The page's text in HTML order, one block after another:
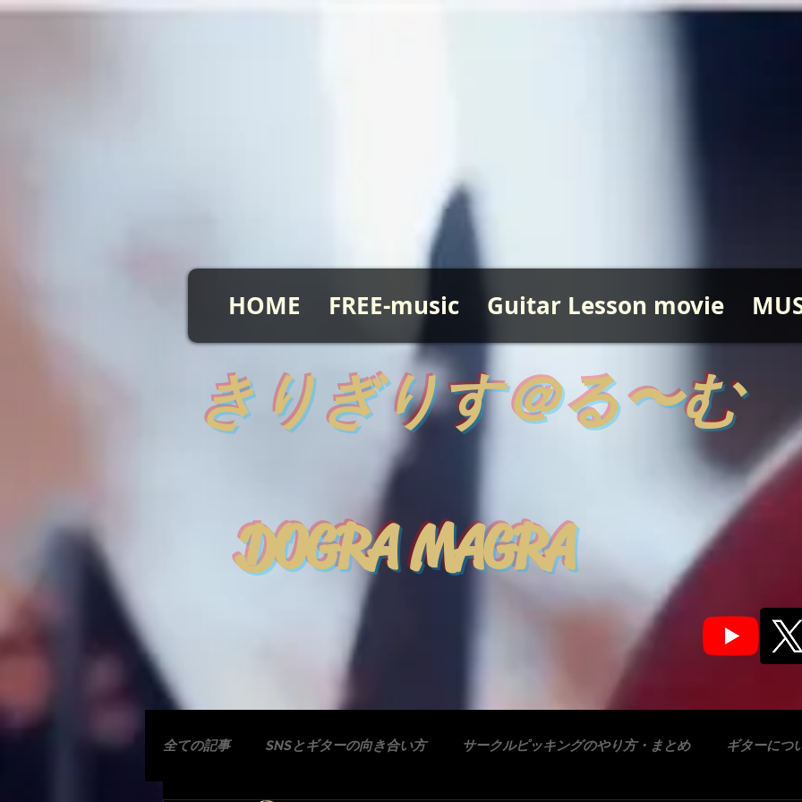
HOME FREE-music Guitar Lesson movie
全ての記事 SNSとギターの向き合い方 サークルピッキングのやり方・まとめ ギターにつ
きりぎりす＠る〜む
DOGRA MAGRA